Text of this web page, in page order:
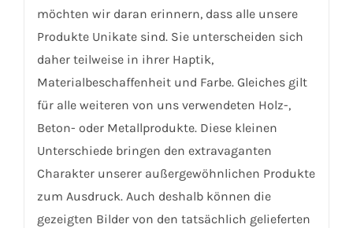
möchten wir daran erinnern, dass alle unsere
Produkte Unikate sind. Sie unterscheiden sich
daher teilweise in ihrer Haptik,
Materialbeschaffenheit und Farbe. Gleiches gilt
für alle weiteren von uns verwendeten Holz-,
Beton- oder Metallprodukte. Diese kleinen
Unterschiede bringen den extravaganten
Charakter unserer außergewöhnlichen Produkte
zum Ausdruck. Auch deshalb können die
gezeigten Bilder von den tatsächlich gelieferten